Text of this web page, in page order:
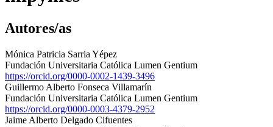
Autores/as
Mónica Patricia Sarria Yépez
Fundación Universitaria Católica Lumen Gentium
https://orcid.org/0000-0002-1439-3496
Guillermo Alberto Fonseca Villamarín
Fundación Universitaria Católica Lumen Gentium
https://orcid.org/0000-0003-4379-2952
Jaime Alberto Delgado Cifuentes